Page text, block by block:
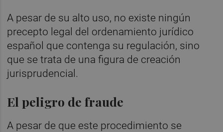
A pesar de su alto uso, no existe ningún
precepto legal del ordenamiento jurídico
español que contenga su regulación, sino
que se trata de una figura de creación
jurisprudencial.
El peligro de fraude
A pesar de que este procedimiento se